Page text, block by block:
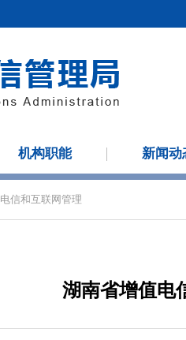
机构职能 新闻动
电信和互联网管理
湖南省增值电